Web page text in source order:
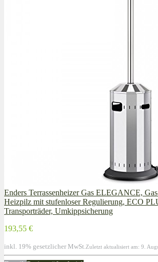
Enders Terrassenheizer Gas ELEGANCE,
Heizpilz mit stufenloser Regulierung, ECO
Transporträder, Umkippsicherung
193,55 €
inkl. 19% gesetzlicher MwSt. Zuletzt aktualisiert am: 9.